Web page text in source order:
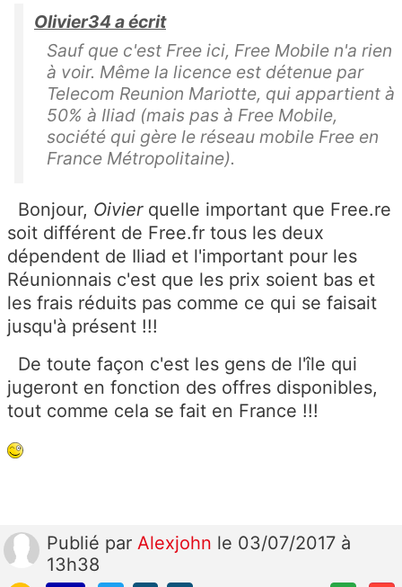
Olivier34 a écrit
Sauf que c'est Free ici, Free Mobile n'a rien
à voir. Même la licence est détenue par
Telecom Reunion Mariotte, qui appartient à
50% à Iliad (mais pas à Free Mobile,
société qui gère le réseau mobile Free en
France Métropolitaine).
Bonjour, Oivierquelle important que Free.re
soit différent de Free.fr tous les deux
dépendent de Iliad et l'important pour les
Réunionnais c'est que les prix soient bas et
les frais réduits pas comme ce qui se faisait
jusqu'à présent !!!
De toute façon c'est les gens de l'île qui
jugeront en fonction des offres disponibles,
tout comme cela se fait en France !!!
Publié par Alexjohn le 03/07/2017 à
13h38